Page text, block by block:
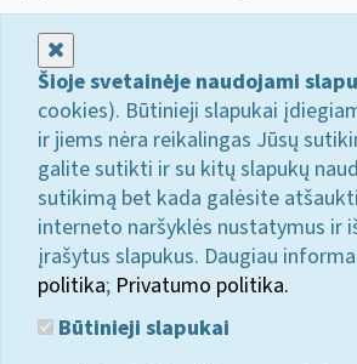
Šioje svetainėje naudojami
cookies). Būtinieji slapukai
ir jiems nėra reikalingas Jūsų
galite sutikti ir su kitų slapukų
sutikimą bet kada galėsite
interneto naršyklės nustatymus ir
įrašytus slapukus. Daugiau
politika; Privatumo politika.
Būtinieji slapukai